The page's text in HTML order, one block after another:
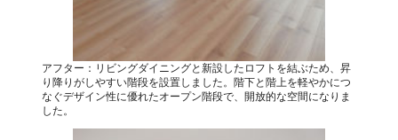
アフター：リビングダイニングと新設したロフトを結ぶため、昇
り降りがしやすい階段を設置しました。階下と階上を軽やかにつ
なぐデザイン性に優れたオープン階段で、開放的な空間になりま
した。